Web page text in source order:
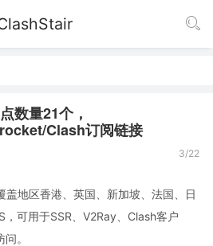
数量21个，
Clash订阅链接
3/22
盖地区香港、英国、新加坡、法国、日
可用于SSR、V2Ray、Clash客户
。